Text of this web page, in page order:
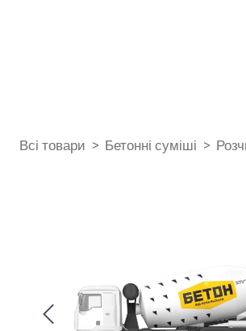
Всі товари Бетонні суміші